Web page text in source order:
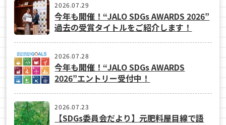
2026.07.29
今年も開催！“JALO SDGs AWARDS 2026”
過去の受賞タイトルをご紹介します！
2026.07.28
今年も開催！“JALO SDGs AWARDS
2026”エントリー受付中！
2026.07.23
【SDGs委員会だより】元肥料屋目線で語